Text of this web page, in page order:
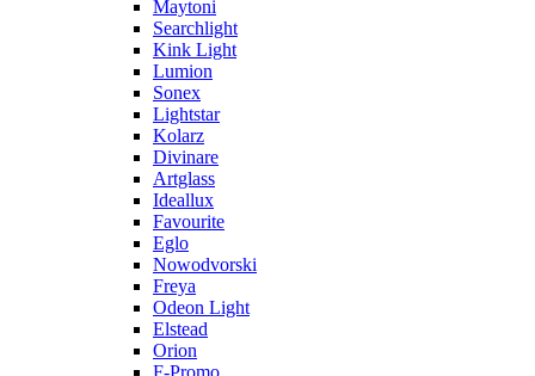
Maytoni
Searchlight
Kink Light
Lumion
Sonex
Lightstar
Kolarz
Divinare
Artglass
Ideallux
Favourite
Eglo
Nowodvorski
Freya
Odeon Light
Elstead
Orion
F-Promo